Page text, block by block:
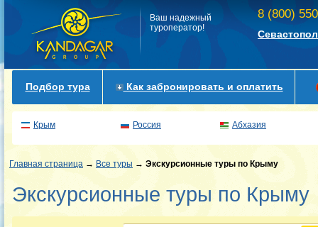
Ваш надежный
туроператор!
8 (800)
Подбор тура Как забронировать и оплатить
Крым Россия Абхазия
Главная страница → Все туры → Экскурсионные туры по Крыму
Экскурсионные туры по Крыму